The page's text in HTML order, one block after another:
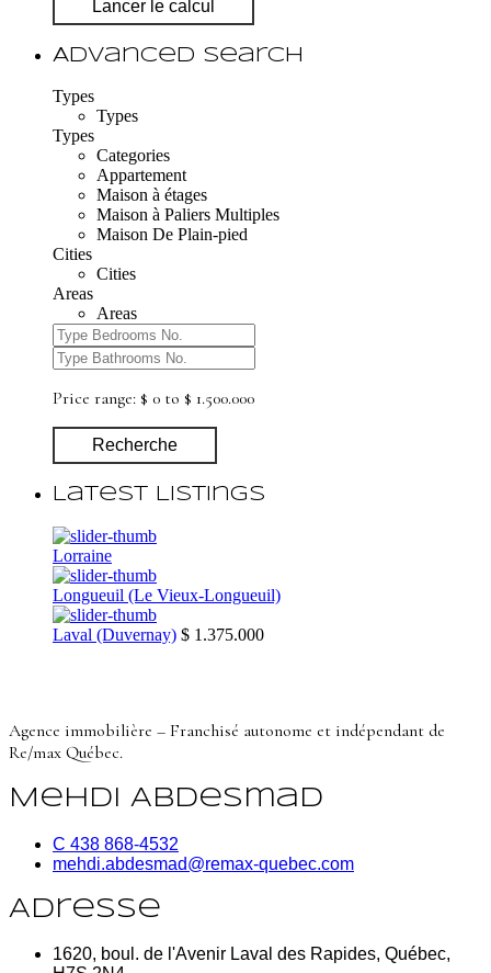
Lancer le calcul
Advanced Search
Types
Types
Types
Categories
Appartement
Maison à étages
Maison à Paliers Multiples
Maison De Plain-pied
Cities
Cities
Areas
Areas
Price range: $ 0 to $ 1.500.000
Recherche
Latest Listings
Lorraine
Longueuil (Le Vieux-Longueuil)
Laval (Duvernay) $ 1.375.000
Agence immobilière – Franchisé autonome et indépendant de
Re/max Québec.
Mehdi Abdesmad
C 438 868-4532
mehdi.abdesmad@remax-quebec.com
Adresse
1620, boul. de l'Avenir Laval des Rapides, Québec,